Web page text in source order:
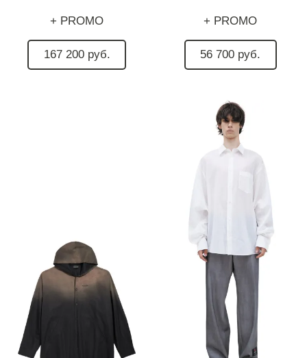
+ PROMO
167 200 руб.
+ PROMO
56 700 руб.